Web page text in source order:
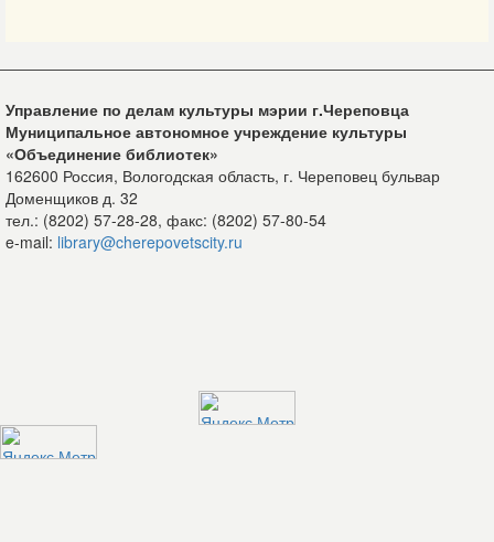
Управление по делам культуры мэрии г.Череповца
Муниципальное автономное учреждение культуры
«Объединение библиотек»
162600 Россия, Вологодская область, г. Череповец бульвар
Доменщиков д. 32
тел.: (8202) 57-28-28, факс: (8202) 57-80-54
e-mail: library@cherepovetscity.ru